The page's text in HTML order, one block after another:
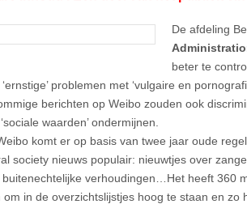
De afdeling
beter te
problemen met ‘vulgaire en
berichten op Weibo zouden ook
waarden’ ondermijnen.
komt er op basis van twee jaar oude
society nieuws populair: nieuwtjes over
verhoudingen…Het heeft 360
in de overzichtslijstjes hoog te staan en zo